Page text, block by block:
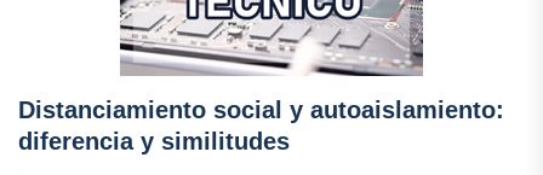
Distanciamiento social y autoaislamiento:
diferencia y similitudes